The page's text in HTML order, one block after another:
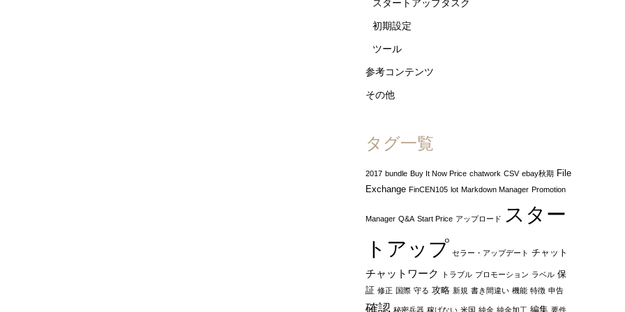
スタートアップタスク
初期設定
ツール
参考コンテンツ
その他
タグ一覧
2017 bundle Buy It Now Price chatwork CSV ebay秋期 File
Exchange FinCEN105 lot Markdown Manager Promotion
Manager Q&A Start Price アップロード
スター
トアップ セラー・アップデート チャット
チャットワーク トラブル プロモーション ラベル 保
証 修正 国際 守る 攻略 新規 書き間違い 機能 特徴 申告
確認 秘密兵器 稼げない 米国 純金 純金加工 編集 要件